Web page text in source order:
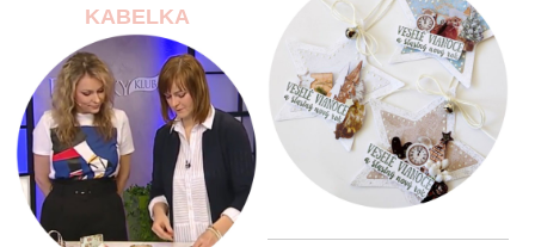
KABELKA